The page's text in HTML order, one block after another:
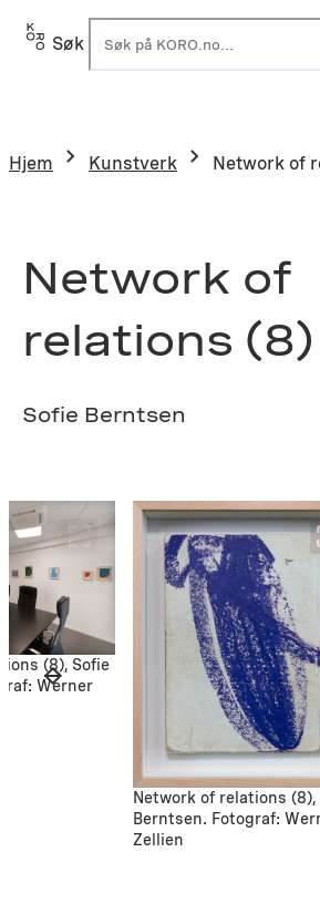
Hopp
Søk
Hjem Kunstverk Network of
Network of
relations (8)
Sofie Berntsen
(8), Sofie
Werner
Network of relations (8),
Berntsen. Fotograf:
Zellien